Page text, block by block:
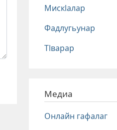
Мискlалар
Фадлугьунар
Тlварар
Медиа
Онлайн гафалаг